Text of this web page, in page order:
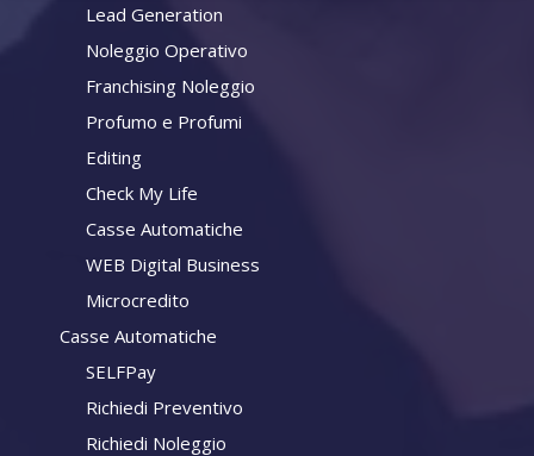
Lead Generation
Noleggio Operativo
Franchising Noleggio
Profumo e Profumi
Editing
Check My Life
Casse Automatiche
WEB Digital Business
Microcredito
Casse Automatiche
SELFPay
Richiedi Preventivo
Richiedi Noleggio